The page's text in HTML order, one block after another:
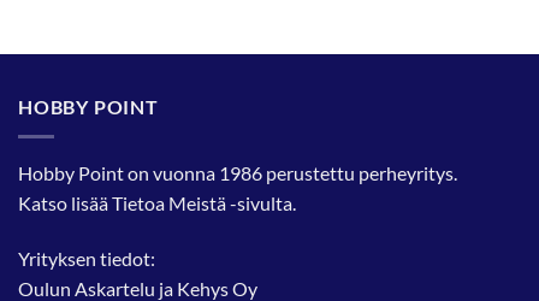
HOBBY POINT
Hobby Point on vuonna 1986 perustettu perheyritys.
Katso lisääTietoa Meistä-sivulta.
Yrityksen tiedot:
Oulun Askartelu ja Kehys Oy